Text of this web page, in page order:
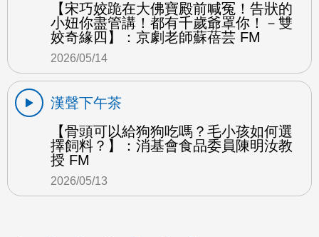
【宋巧姣跪在大佛寶殿前喊冤！告狀的
小妞你盡管講！都有千歲爺罩你！－雙
姣奇緣四】：京劇老師蘇蓓芸 FM
2026/05/14
漢聲下午茶
【骨頭可以給狗狗吃嗎？毛小孩如何選
擇飼料？】：消基會食品委員陳明汝教
授 FM
2026/05/13